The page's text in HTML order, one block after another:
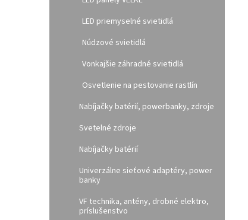
LED priemyselné svietidlá
Núdzové svietidlá
Vonkajšie záhradné svietidlá
Osvetlenie na pestovanie rastlín
Nabíjačky batérií, powerbanky, zdroje
Svetelné zdroje
Nabíjačky batérií
Univerzálne sieťové adaptéry, power
banky
VF technika, antény, drobné elektro,
príslušenstvo